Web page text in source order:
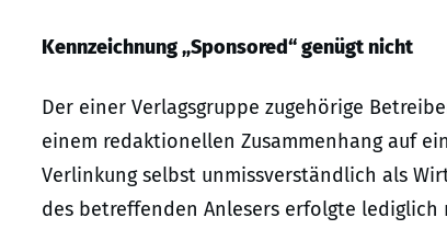
Kennzeichnung „Sponsored“ genügt nicht
Der einer Verlagsgruppe zugehörige
einem redaktionellen Zusammenhang auf
Verlinkung selbst unmissverständlich als
des betreffenden Anlesers erfolgte lediglich